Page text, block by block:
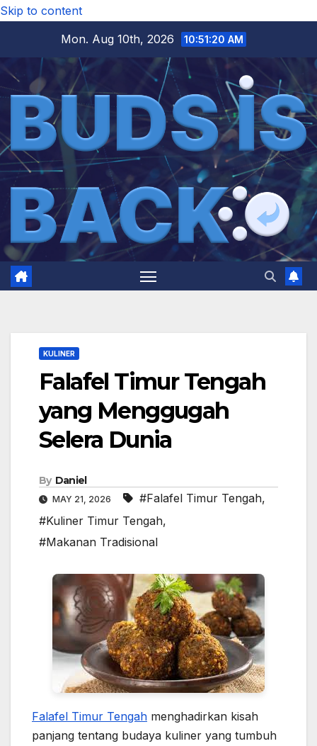
Skip to content
Mon. Aug 10th, 2026
10:51:22 AM
KULINER
Falafel Timur Tengah
yang Menggugah
Selera Dunia
By Daniel
MAY 21, 2026 #Falafel Timur Tengah,
#Kuliner Timur Tengah,
#Makanan Tradisional
Falafel Timur Tengah menghadirkan kisah
panjang tentang budaya kuliner yang tumbuh